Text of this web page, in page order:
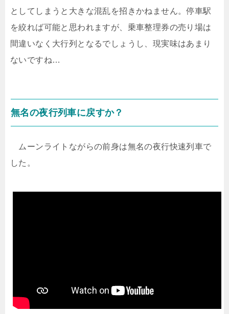
としてしまうと大きな混乱を招きかねません。停車駅
を絞れば可能と思われますが、乗車整理券の売り場は
間違いなく大行列となるでしょうし、現実味はあまり
ないですね…
無名の夜行列車に戻すか？
ムーンライトながらの前身は無名の夜行快速列車で
した。